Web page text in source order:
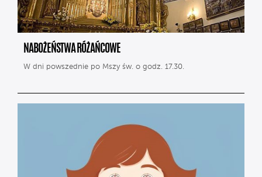
NABOŻEŃSTWA RÓŻAŃCOWE
W dni powszednie po Mszy św. o godz. 17.30.